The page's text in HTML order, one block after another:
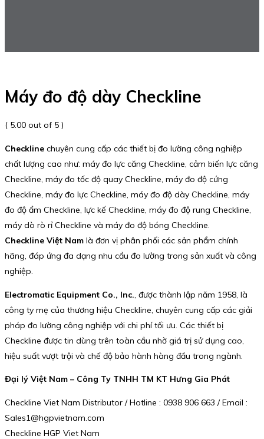
Máy đo độ dày Checkline
( 5.00 out of 5 )
Checkline chuyên cung cấp các thiết bị đo lường công nghiệp
chất lượng cao như: máy đo lực căng Checkline, cảm biến lực căng
Checkline, máy đo tốc độ quay Checkline, máy đo độ cứng
Checkline, máy đo lực Checkline, máy đo độ dày Checkline, máy
đo độ ẩm Checkline, lực kế Checkline, máy đo độ rung Checkline,
máy dò rò rỉ Checkline và máy đo độ bóng Checkline.
Checkline Việt Nam là đơn vị phân phối các sản phẩm chính
hãng, đáp ứng đa dạng nhu cầu đo lường trong sản xuất và công
nghiệp.
Electromatic Equipment Co., Inc. , được thành lập năm 1958, là
công ty mẹ của thương hiệu Checkline, chuyên cung cấp các giải
pháp đo lường công nghiệp với chi phí tối ưu. Các thiết bị
Checkline được tin dùng trên toàn cầu nhờ giá trị sử dụng cao,
hiệu suất vượt trội và chế độ bảo hành hàng đầu trong ngành.
Đại lý Việt Nam – Công Ty TNHH TM KT Hưng Gia Phát
Checkline Viet Nam Distributor / Hotline : 0938 906 663 / Email :
Sales1@hgpvietnam.com
Checkline HGP Viet Nam